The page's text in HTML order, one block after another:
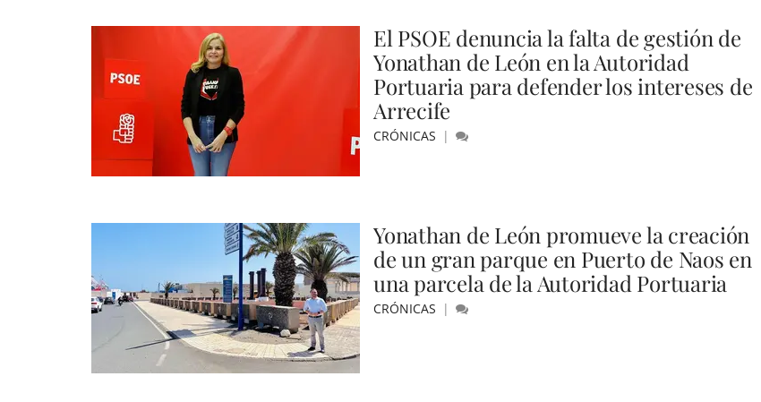
El PSOE denuncia la falta de gestión de
Yonathan de León en la Autoridad
Portuaria para defender los intereses de
Arrecife
CRÓNICAS
Yonathan de León promueve la creación
de un gran parque en Puerto de Naos en
una parcela de la Autoridad Portuaria
CRÓNICAS